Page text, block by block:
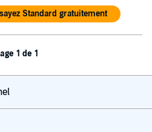
Standard gratuitement
1 de 1